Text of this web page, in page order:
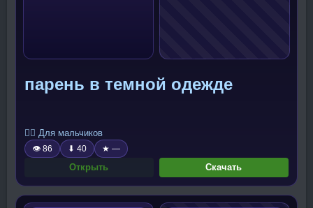
парень в темной одежде
🧍‍♂️ Для мальчиков
👁 86 ⬇ 40 ★ —
Открыть Скачать